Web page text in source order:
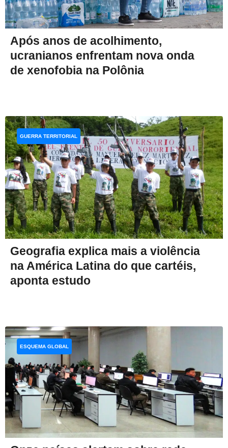
Após anos de acolhimento,
ucranianos enfrentam nova onda
de xenofobia na Polônia
Geografia explica mais a violência
na América Latina do que cartéis,
aponta estudo
GUERRA TERRITORIAL
ESQUEMA GLOBAL